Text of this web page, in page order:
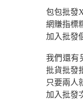
包包批發
網賺指標
加入批發
我們還有
批貨批發
只要兩人
加入批發